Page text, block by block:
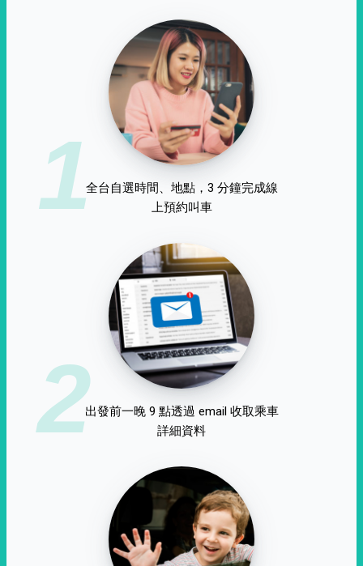
1全台自選時間、地點，3 分鐘完成線
上預約叫車
2出發前一晚 9 點透過 email 收取乘車
詳細資料